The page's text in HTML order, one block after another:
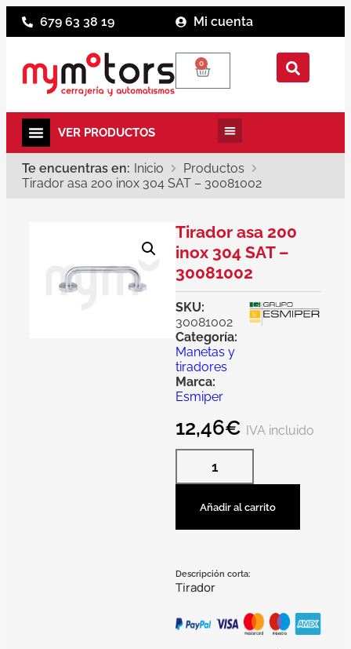
679 63 38 19 Mi cuenta
0
Te encuentras en: Inicio
Productos
Tirador asa 200 inox 304 SAT – 30081002
Tirador asa 200
inox 304 SAT –
30081002
SKU:
30081002
Categoría:
Manetas y
tiradores
Marca:
Esmiper
12,46€ IVA incluido
Añadir al carrito
Descripción corta:
Tirador